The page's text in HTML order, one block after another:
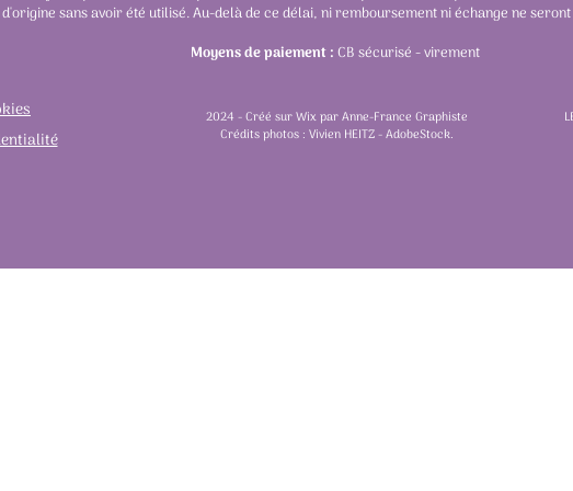
d'origine sans avoir été utilisé. Au-delà de ce délai, ni remboursement ni échange ne
Moyens de paiement :CB sécurisé - virement
2024 - Créé sur Wix par Anne-France Graphiste
Crédits photos : Vivien HEITZ - AdobeStock.